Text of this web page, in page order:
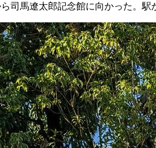
司馬遼太郎記念館に向かった。